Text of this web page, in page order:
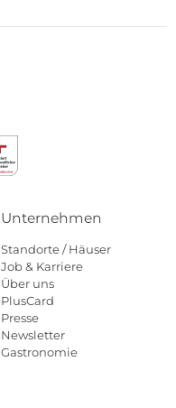
Unternehmen
Standorte / Häuser
Job & Karriere
Über uns
PlusCard
Presse
Newsletter
Gastronomie